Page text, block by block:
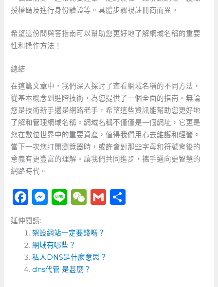
授權碼及進行身份驗證等。具體步驟視註冊商而異。
希望這份問與答指南可以幫助您更好地了解網域名稱的重要
性和操作方法！
總結
在這篇文章中，我們深入探討了查看網域名稱的不同方法，
從基本概念到進階技術，為您提供了一個全面的指南。無論
您是技術新手還是網路老手，希望這些資訊能幫助您更好地
了解和管理網域名稱。網域名稱不僅僅是一個網址，它更是
您在數位世界中的重要資產，值得我們用心去維護和經營。
當下一次您打開瀏覽器時，或許會對那些字母和符號背後的
意義有更豐富的理解。讓我們共同進步，攜手邁向更智慧的
網路時代。
F
a
c
e
b
o
M
ss
e
n
g
Li
e
W
C
a
t
G
延伸閱讀:
架設網站一定要錢嗎？
網域有哪些？
私人DNS是什麼意思？
dns代管 是甚麼？